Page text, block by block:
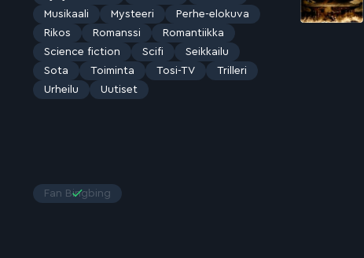
Musikaali
Mysteeri
Perhe-elokuva
Rikos
Romanssi
Romantiikka
Science fiction
Scifi
Seikkailu
Sota
Toiminta Tosi-TV
Trilleri
Urheilu
Uutiset
Fan Bingbing